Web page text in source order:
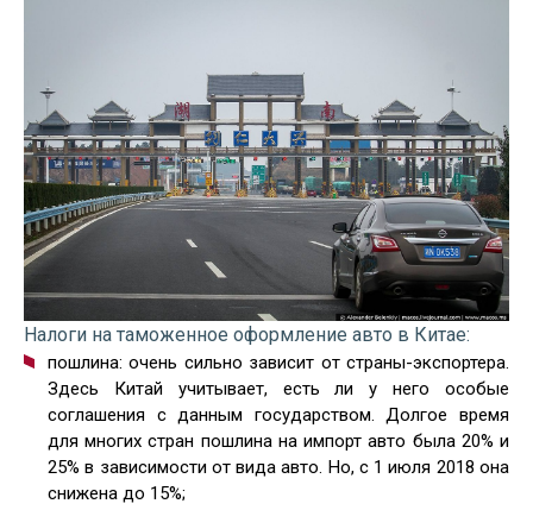
Налоги на таможенное оформление авто в Китае:
пошлина: очень сильно зависит от страны-экспортера.
Здесь Китай учитывает, есть ли у него особые
соглашения с данным государством. Долгое время
для многих стран пошлина на импорт авто была 20% и
25% в зависимости от вида авто. Но, с 1 июля 2018 она
снижена до 15%;